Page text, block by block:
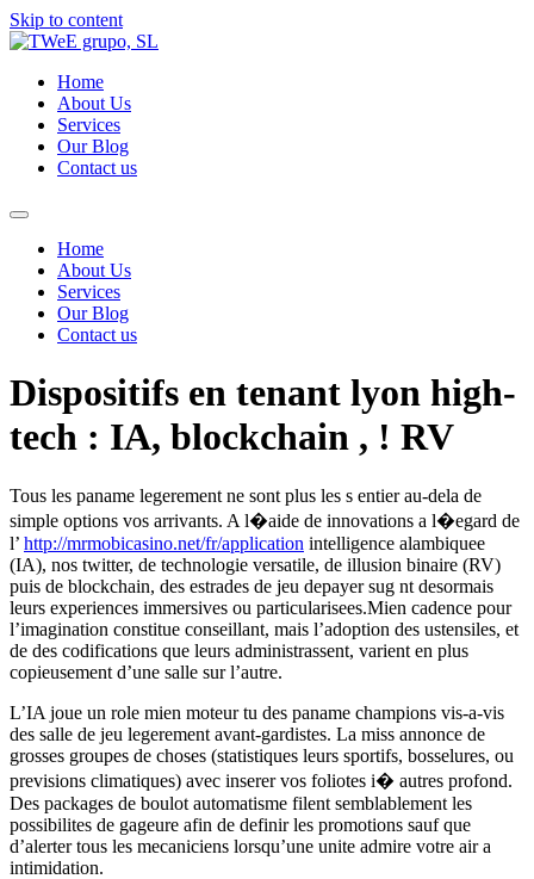
Skip to content
Home
About Us
Services
Our Blog
Contact us
Home
About Us
Services
Our Blog
Contact us
Dispositifs en tenant lyon high-
tech : IA, blockchain , ! RV
Tous les paname legerement ne sont plus les s entier au-dela de
simple options vos arrivants. A l�aide de innovations a l�egard de
l’ http://mrmobicasino.net/fr/application intelligence alambiquee
(IA), nos twitter, de technologie versatile, de illusion binaire (RV)
puis de blockchain, des estrades de jeu depayer sug nt desormais
leurs experiences immersives ou particularisees.Mien cadence pour
l’imagination constitue conseillant, mais l’adoption des ustensiles, et
de des codifications que leurs administrassent, varient en plus
copieusement d’une salle sur l’autre.
L’IA joue un role mien moteur tu des paname champions vis-a-vis
des salle de jeu legerement avant-gardistes. La miss annonce de
grosses groupes de choses (statistiques leurs sportifs, bosselures, ou
previsions climatiques) avec inserer vos foliotes i� autres profond.
Des packages de boulot automatisme filent semblablement les
possibilites de gageure afin de definir les promotions sauf que
d’alerter tous les mecaniciens lorsqu’une unite admire votre air a
intimidation.